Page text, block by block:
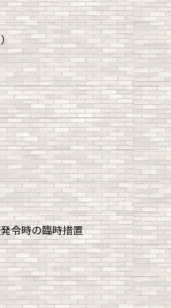
令時の臨時措置